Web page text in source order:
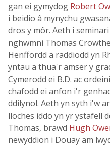
gan ei gymydog Robert
i beidio â mynychu
dros y môr. Aeth i
nghwmni Thomas
Henffordd a raddiodd yn
yntau a thua'r amser y
Cymerodd ei B.D. ac
chafodd ei anfon i'r
ddilynol. Aeth yn syth i'w
lloches iddo yn yr ystafell
Thomas, brawd Hugh
newyddion i Douay am